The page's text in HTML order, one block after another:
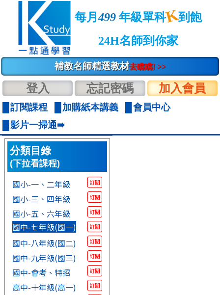
每月499年級單科K到飽
24H名師到你家
補教名師精選教材去瞧瞧! >>
登入 忘記密碼 加入會員
訂閱課程 加購紙本講義
會員中心
影片一掃通➠
分類目錄
(下拉看課程)
國小-一、二年級 訂閱
國小-三、四年級 訂閱
國小-五、六年級 訂閱
國中-七年級(國一) 訂閱
國中-八年級(國二) 訂閱
國中-九年級(國三) 訂閱
國中-會考、特招 訂閱
高中-十年級(高一) 訂閱